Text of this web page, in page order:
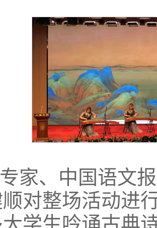
家、中国语文
对整场活动进